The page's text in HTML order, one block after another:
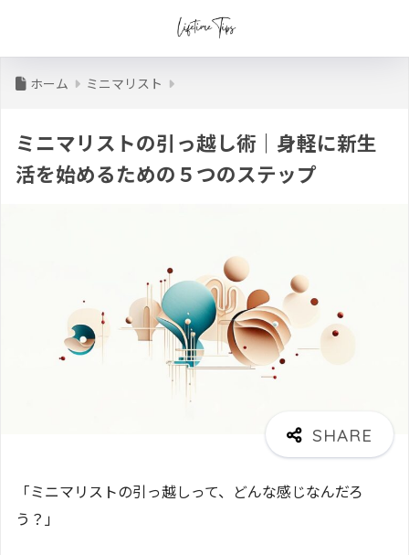
ホーム ミニマリスト
ミニマリストの引っ越し術｜身軽に新生
活を始めるための５つのステップ
「ミニマリストの引っ越しって、どんな感じなんだろ
う？」